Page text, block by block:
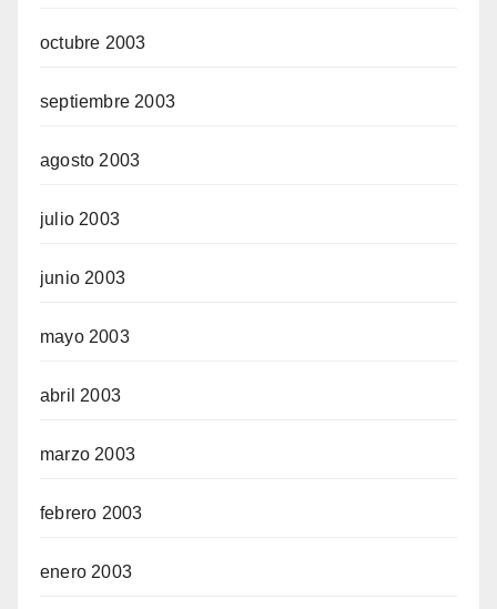
octubre 2003
septiembre 2003
agosto 2003
julio 2003
junio 2003
mayo 2003
abril 2003
marzo 2003
febrero 2003
enero 2003